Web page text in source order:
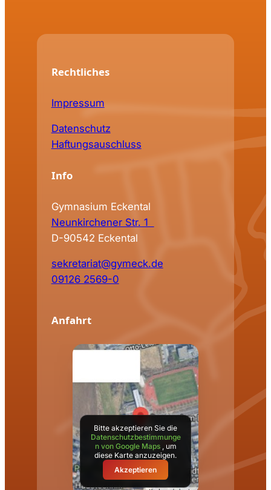
Rechtliches
Impressum
Datenschutz
Haftungsauschluss
Info
Gymnasium Eckental
Neunkirchener Str. 1
D-90542 Eckental
sekretariat@gymeck.de
09126 2569-0
Anfahrt
Bitte akzeptieren Sie die
Datenschutzbestimmunge
n von Google Maps , um
diese Karte anzuzeigen.
Akzeptieren